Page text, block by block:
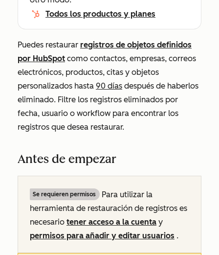
Todos los productos y planes
Puedes restaurar registros de objetos definidos
por HubSpot como contactos, empresas, correos
electrónicos, productos, citas y objetos
personalizados hasta 90 días después de haberlos
eliminado. Filtre los registros eliminados por
fecha, usuario o workflow para encontrar los
registros que desea restaurar.
Antes de empezar
Se requieren permisos
Para utilizar la
herramienta de restauración de registros es
necesario tener acceso a la cuenta y
permisos para añadir y editar usuarios .